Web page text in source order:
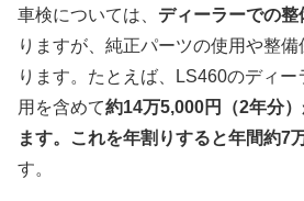
車検については、 ディーラーでの
りますが、純正パーツの使用や整
ります。たとえば、LS460のディ
用を含めて約14万5,000円（2年分
ます。これを年割りすると年間約7
す。